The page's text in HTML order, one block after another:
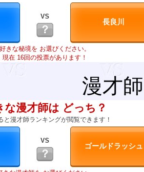
VS
？
好きな秘境を お選びください。
現在 16回の投票があります！
漫才
な漫才師は どっち？
と漫才師ランキングが閲覧できます！
VS
？